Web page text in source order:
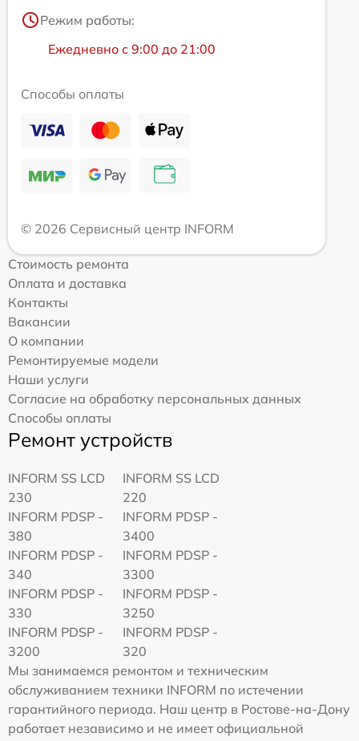
Режим работы:
Ежедневно с 9:00 до 21:00
Способы оплаты
© 2026 Сервисный центр INFORM
Стоимость ремонта
Оплата и доставка
Контакты
Вакансии
О компании
Ремонтируемые модели
Наши услуги
Согласие на обработку персональных данных
Способы оплаты
Ремонт устройств
INFORM SS LCD
230
INFORM SS LCD
220
INFORM PDSP -
380
INFORM PDSP -
3400
INFORM PDSP -
340
INFORM PDSP -
3300
INFORM PDSP -
330
INFORM PDSP -
3250
INFORM PDSP -
3200
INFORM PDSP -
320
Мы занимаемся ремонтом и техническим
обслуживанием техники INFORM по истечении
гарантийного периода. Наш центр в Ростове-на-Дону
работает независимо и не имеет официальной